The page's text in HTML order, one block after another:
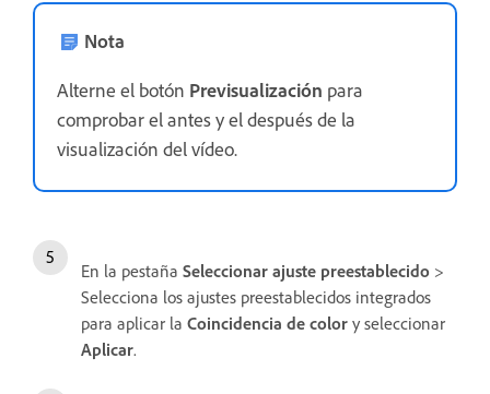
Nota
Alterne el botón Previsualización para
comprobar el antes y el después de la
visualización del vídeo.
En la pestaña Seleccionar ajuste preestablecido >
Selecciona los ajustes preestablecidos integrados
para aplicar la Coincidencia de color y seleccionar
Aplicar.